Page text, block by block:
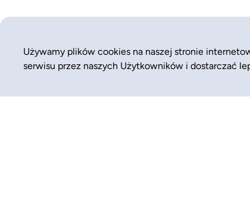
Używamy plików cookies na naszej stronie
serwisu przez naszych Użytkowników i dostarczać